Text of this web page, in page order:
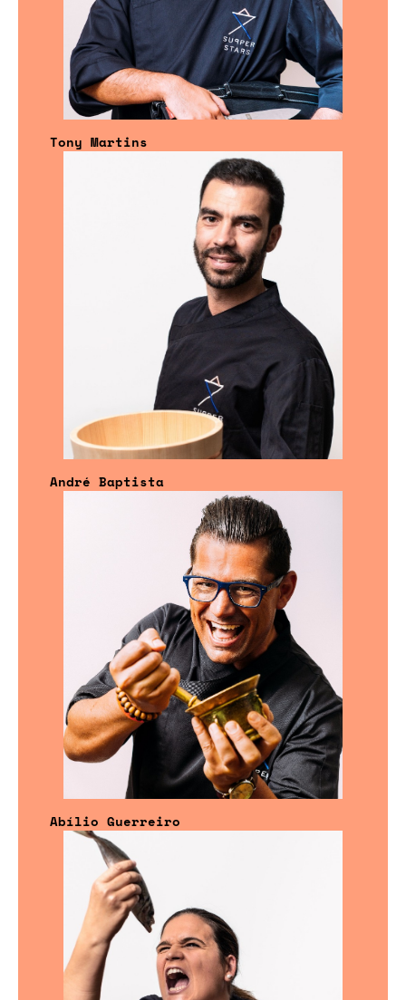
Tony Martins
André Baptista
Abílio Guerreiro